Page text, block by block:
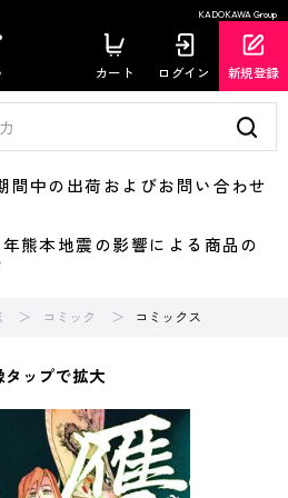
KADOKAWA Group
カート ログイン 新規登録
中の出荷およびお問い合わせ
本地震の影響による商品の
コミック コミックス
タップで拡大